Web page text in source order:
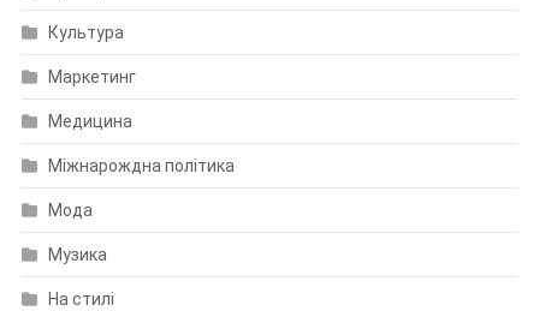
Культура
Маркетинг
Медицина
Міжнарождна політика
Мода
Музика
На стилі